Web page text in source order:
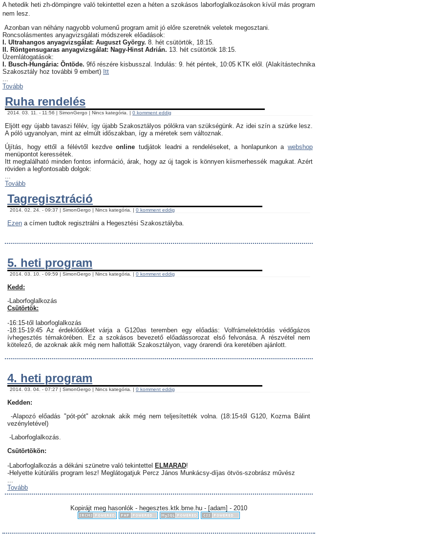
A hetedik heti zh-dömpingre való tekintettel ezen a héten a szokásos laborfoglalkozásokon kívül más program
nem lesz.
Azonban van néhány nagyobb volumenű program amit jó előre szeretnék veletek megosztani.
Roncsolásmentes anyagvizsgálati módszerek előadások:
I. Ultrahangos anyagvizsgálat: Auguszt György. 8. hét csütörtök, 18:15.
II. Röntgensugaras anyagvizsgálat: Nagy-Hinst Adrián. 13. hét csütörtök 18:15.
Üzemlátogatások:
I. Busch-Hungária: Öntöde. 9fő részére kisbusszal. Indulás: 9. hét péntek, 10:05 KTK elől. (Alakítástechnika
Szakosztály hoz további 9 embert) Itt
...
Tovább
Ruha rendelés
2014. 03. 11. - 11:56 | SimonGergo | Nincs kategória. | 0 komment eddig
Eljött egy újabb tavaszi félév, így újabb Szakosztályos pólókra van szükségünk. Az idei szín a szürke lesz.
A póló ugyanolyan, mint az elmúlt időszakban, így a méretek sem változnak.
Újítás, hogy ettől a félévtől kezdveonline tudjátok leadni a rendeléseket, a honlapunkon awebshop
menüpontot keressétek.
Itt megtalálható minden fontos információ, árak, hogy az új tagok is könnyen kiismerhessék magukat. Azért
röviden a legfontosabb dolgok:
...
Tovább
Tagregisztráció
2014. 02. 24. - 09:37 | SimonGergo | Nincs kategória. | 0 komment eddig
Ezen a címen tudtok regisztrálni a Hegesztési Szakosztályba.
5. heti program
2014. 03. 10. - 09:59 | SimonGergo | Nincs kategória. | 0 komment eddig
Kedd:
-Laborfoglalkozás
Csütörtök:
-16:15-től laborfoglalkozás
-18:15-19:45 Az érdeklődőket várja a G120as teremben egy előadás: Volfrámelektródás védőgázos
ívhegesztés témakörében. Ez a szokásos bevezető előadássorozat első felvonása. A részvétel nem
kötelező, de azoknak akik még nem hallották Szakosztályon, vagy órarendi óra keretében ajánlott.
4. heti program
2014. 03. 04. - 07:27 | SimonGergo | Nincs kategória. | 0 komment eddig
Kedden:
-Alapozó előadás "pót-pót" azoknak akik még nem teljesítették volna. (18:15-től G120, Kozma Bálint
vezényletével)
-Laborfoglalkozás.
Csütörtökön:
-Laborfoglalkozás a dékáni szünetre való tekintettel ELMARAD!
-Helyette kútúrális program lesz! Meglátogatjuk Percz János Munkácsy-díjas ötvös-szobrász művész
...
Tovább
Kopirájt meg hasonlók - hegesztes.ktk.bme.hu - [adam] - 2010